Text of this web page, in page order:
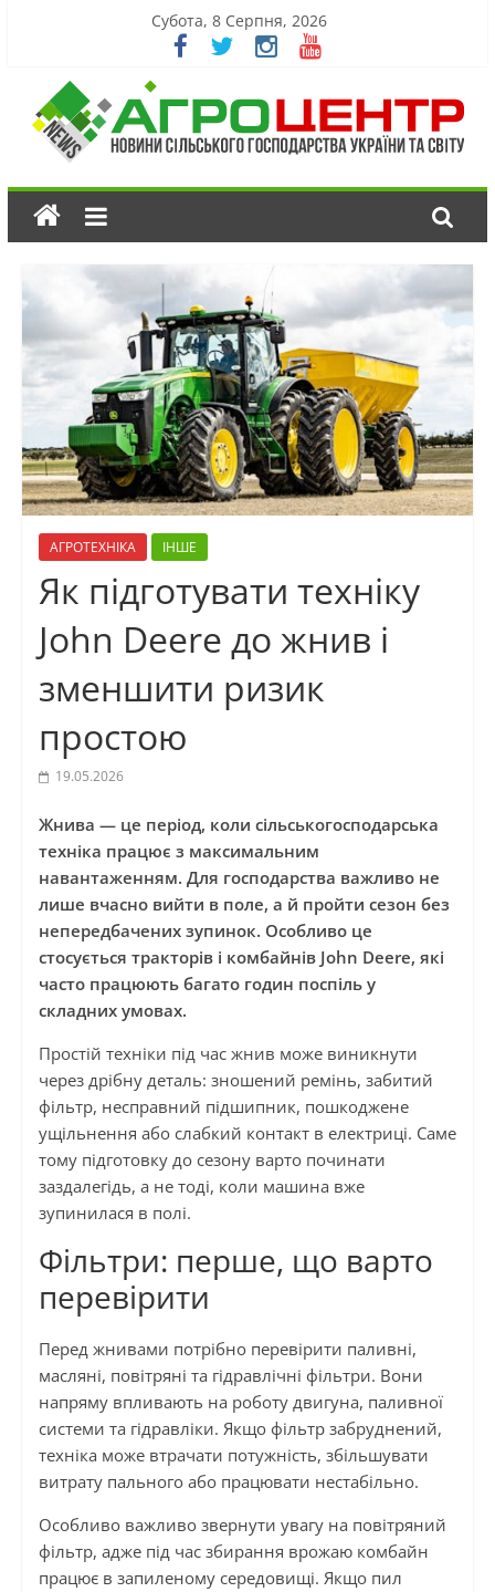
Субота, 8 Серпня, 2026
АГРОТЕХНІКА ІНШЕ
Як підготувати техніку
John Deere до жнив і
зменшити ризик
простою
19.05.2026
Жнива — це період, коли сільськогосподарська
техніка працює з максимальним
навантаженням. Для господарства важливо не
лише вчасно вийти в поле, а й пройти сезон без
непередбачених зупинок. Особливо це
стосується тракторів і комбайнів John Deere, які
часто працюють багато годин поспіль у
складних умовах.
Простій техніки під час жнив може виникнути
через дрібну деталь: зношений ремінь, забитий
фільтр, несправний підшипник, пошкоджене
ущільнення або слабкий контакт в електриці. Саме
тому підготовку до сезону варто починати
заздалегідь, а не тоді, коли машина вже
зупинилася в полі.
Фільтри: перше, що варто
перевірити
Перед жнивами потрібно перевірити паливні,
масляні, повітряні та гідравлічні фільтри. Вони
напряму впливають на роботу двигуна, паливної
системи та гідравліки. Якщо фільтр забруднений,
техніка може втрачати потужність, збільшувати
витрату пального або працювати нестабільно.
Особливо важливо звернути увагу на повітряний
фільтр, адже під час збирання врожаю комбайн
працює в запиленому середовищі. Якщо пил